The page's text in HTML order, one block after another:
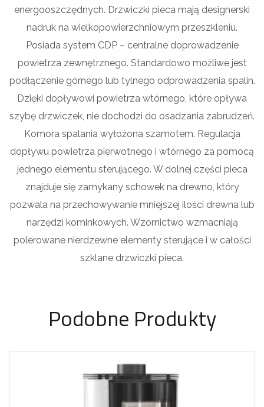
energooszczędnych. Drzwiczki pieca mają designerski
nadruk na wielkopowierzchniowym przeszkleniu.
Posiada system CDP – centralne doprowadzenie
powietrza zewnętrznego. Standardowo możliwe jest
podłączenie górnego lub tylnego odprowadzenia spalin.
Dzięki dopływowi powietrza wtórnego, które opływa
szybę drzwiczek, nie dochodzi do osadzania zabrudzeń.
Komora spalania wyłożona szamotem. Regulacja
dopływu powietrza pierwotnego i wtórnego za pomocą
jednego elementu sterującego. W dolnej części pieca
znajduje się zamykany schowek na drewno, który
pozwala na przechowywanie mniejszej ilości drewna lub
narzędzi kominkowych. Wzornictwo wzmacniają
polerowane nierdzewne elementy sterujące i w całości
szklane drzwiczki pieca.
Podobne Produkty